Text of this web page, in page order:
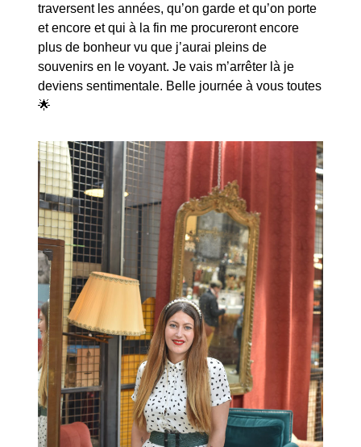
traversent les années, qu’on garde et qu’on porte
et encore et qui à la fin me procureront encore
plus de bonheur vu que j’aurai pleins de
souvenirs en le voyant. Je vais m’arrêter là je
deviens sentimentale. Belle journée à vous toutes
🌟